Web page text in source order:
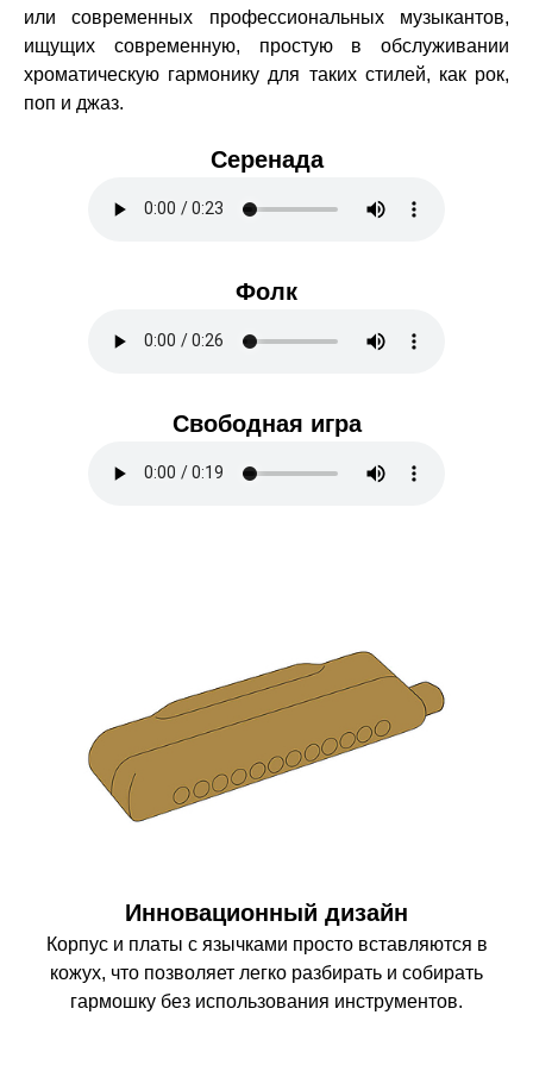
или современных профессиональных музыкантов,
ищущих современную, простую в обслуживании
хроматическую гармонику для таких стилей, как рок,
поп и джаз.
Серенада
Фолк
Свободная игра
Инновационный дизайн
Корпус и платы с язычками просто вставляются в
кожух, что позволяет легко разбирать и собирать
гармошку без использования инструментов.